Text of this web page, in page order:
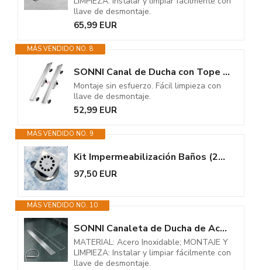
llave de desmontaje.
65,99 EUR
MÁS VENDIDO NO. 8
SONNI Canal de Ducha con Tope de Olor,2 en 1 Conjunto Completo de Desagüe...
Montaje sin esfuerzo. Fácil limpieza con
llave de desmontaje.
52,99 EUR
MÁS VENDIDO NO. 9
Kit Impermeabilización Baños (2m x 1m) - lámina Impermeable con Rejilla...
97,50 EUR
MÁS VENDIDO NO. 10
SONNI Canaleta de Ducha de Acero Inoxidable 10cm,2 en 1 Conjunto Completo...
MATERIAL: Acero Inoxidable; MONTAJE Y
LIMPIEZA: Instalar y limpiar fácilmente con
llave de desmontaje.